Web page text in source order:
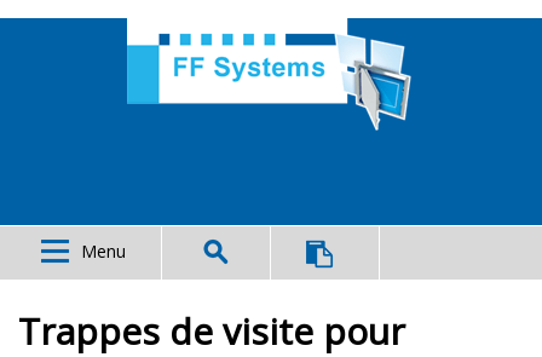
Menu
Trappes de visite pour